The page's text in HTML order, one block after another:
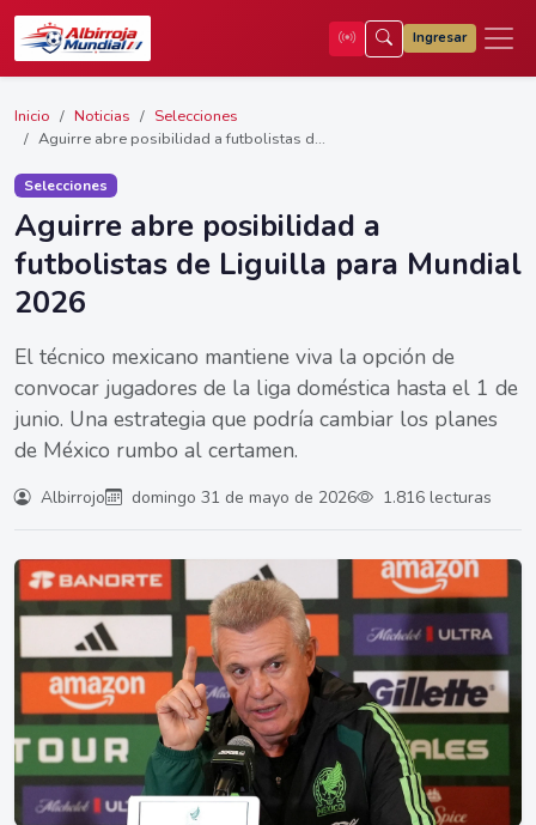
Ingresar
Inicio Noticias
Selecciones
Aguirre abre posibilidad a futbolistas d...
Selecciones
Aguirre abre posibilidad a
futbolistas de Liguilla para Mundial
2026
El técnico mexicano mantiene viva la opción de
convocar jugadores de la liga doméstica hasta el 1 de
junio. Una estrategia que podría cambiar los planes
de México rumbo al certamen.
Albirrojo domingo 31 de mayo de 2026 1.816 lecturas